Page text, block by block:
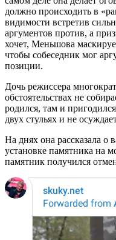
должно происходить в
видимости встретив
аргументов против, а
хочет, Меньшова
чтобы собеседник мог
позиции.
Дочь режиссера
обстоятельствах не
родился, там и
двух стульях и не
На днях она рассказала
установке памятника на
памятник получился